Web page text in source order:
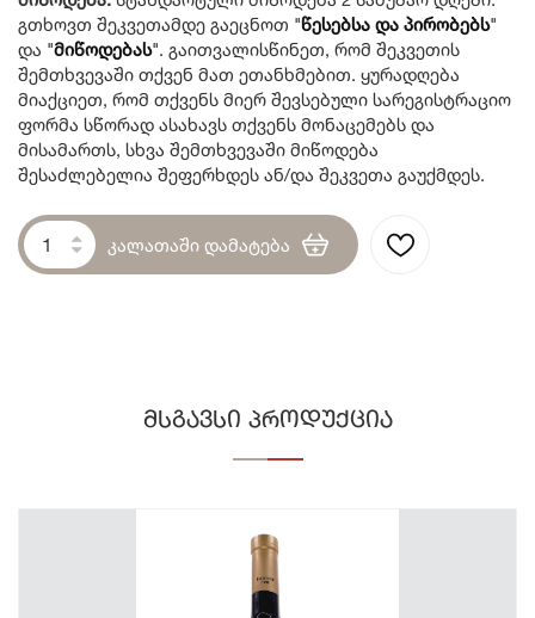
გთხოვთ შეკვეთამდე გაეცნოთ "წესებსა და პირობებს"
და "მიწოდებას". გაითვალისწინეთ, რომ შეკვეთის
შემთხვევაში თქვენ მათ ეთანხმებით. ყურადღება
მიაქციეთ, რომ თქვენს მიერ შევსებული სარეგისტრაციო
ფორმა სწორად ასახავს თქვენს მონაცემებს და
მისამართს, სხვა შემთხვევაში მიწოდება
შესაძლებელია შეფერხდეს ან/და შეკვეთა გაუქმდეს.
კალათაში დამატება
მსგავსი პროდუქცია